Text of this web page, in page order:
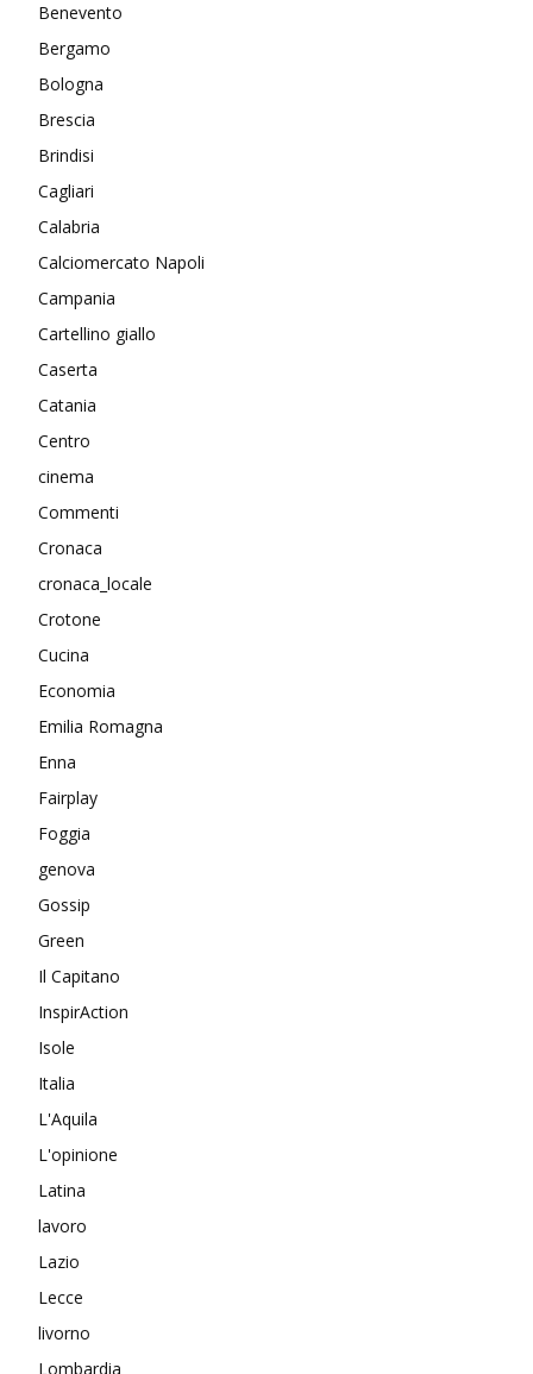
Benevento
Bergamo
Bologna
Brescia
Brindisi
Cagliari
Calabria
Calciomercato Napoli
Campania
Cartellino giallo
Caserta
Catania
Centro
cinema
Commenti
Cronaca
cronaca_locale
Crotone
Cucina
Economia
Emilia Romagna
Enna
Fairplay
Foggia
genova
Gossip
Green
Il Capitano
InspirAction
Isole
Italia
L'Aquila
L'opinione
Latina
lavoro
Lazio
Lecce
livorno
Lombardia